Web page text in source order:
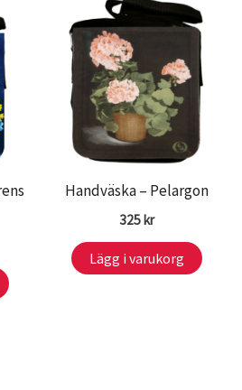
Handväska – Pelargon
325kr
Lägg i varukorg